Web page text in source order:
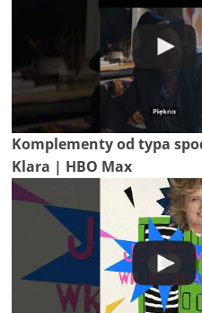
Komplementy od typa
Klara | HBO Max